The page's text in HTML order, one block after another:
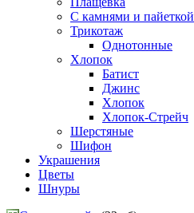
С камнями и пайеткой
Трикотаж
Однотонные
Хлопок
Батист
Джинс
Хлопок
Хлопок-Стрейч
Шерстяные
Шифон
Украшения
Цветы
Шнуры